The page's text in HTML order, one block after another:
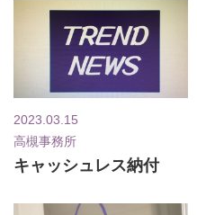
2023.03.15
高槻事務所
キャッシュレス納付